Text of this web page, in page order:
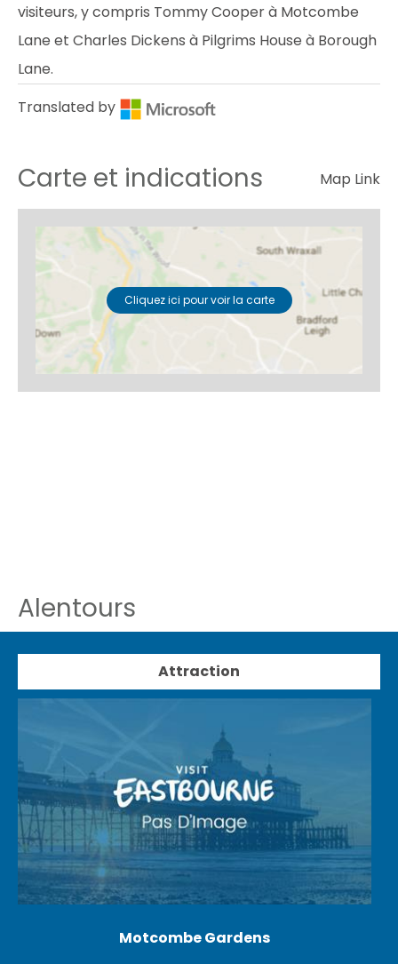
visiteurs, y compris Tommy Cooper à Motcombe
Lane et Charles Dickens à Pilgrims House à Borough
Lane.
Translated by
Carte et indications Map Link
Cliquez ici pour voir la carte
Alentours
Attraction
Motcombe Gardens